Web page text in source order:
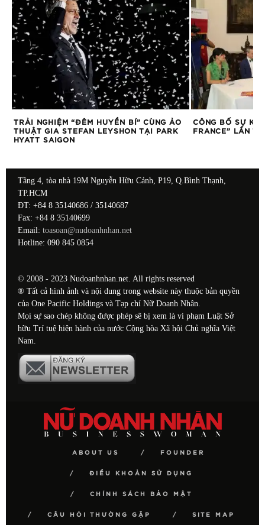
TRẢI NGHIỆM “ĐÊM HUYỀN BÍ” CÙNG ẢO
THUẬT GIA STEFAN LEYSHON TẠI PARK
HYATT SAIGON
CÔNG BỐ SỰ
FRANCE” LẦN
Tầng 4, tòa nhà 19M Nguyễn Hữu Cảnh, P19, Q.Bình Thạnh,
TP.HCM
ĐT: +84 8 35140686 / 35140687
Fax: +84 8 35140699
Email: toasoan@nudoanhnhan.net
Hotline: 090 845 0854
© 2008 - 2023 Nudoanhnhan.net. All rights reserved
® Tất cả hình ảnh và nội dung trong website này thuộc bản quyền
của One Pacific Holdings và Tạp chí Nữ Doanh Nhân.
Mọi sự sao chép không được phép sẽ bị xem là vi phạm Luật Sở
hữu Trí tuệ hiện hành của nước Cộng hòa Xã hội Chủ nghĩa Việt
Nam.
ABOUT US FOUNDER
ĐIỀU KHOẢN SỬ DỤNG
CHÍNH SÁCH BẢO MẬT
CÂU HỎI THƯỜNG GẶP SITE MAP